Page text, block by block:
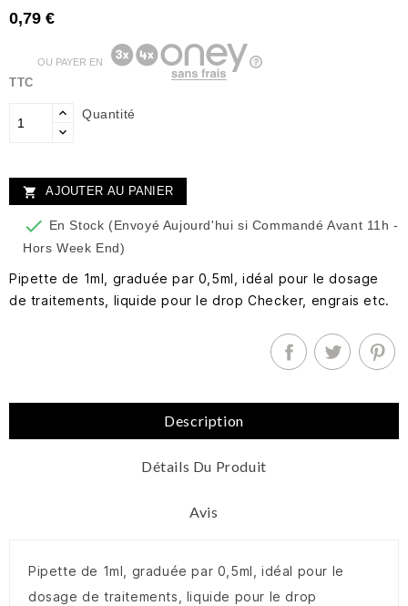
0,79 €
TTC
OU PAYER EN
Quantité
 AJOUTER AU PANIER
 En Stock (Envoyé Aujourd'hui si Commandé Avant 11h -
Hors Week End)
Pipette de 1ml, graduée par 0,5ml, idéal pour le dosage
de traitements, liquide pour le drop Checker, engrais etc.
Description
Détails Du Produit
Avis
Pipette de 1ml, graduée par 0,5ml, idéal pour le
dosage de traitements, liquide pour le drop